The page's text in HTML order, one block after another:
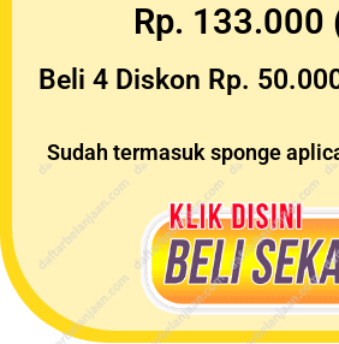
Rp. 133.000
Beli 4 Diskon Rp.
Sudah termasuk sponge